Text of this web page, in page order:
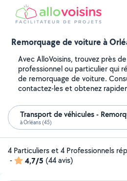
Remorquage de voiture à
Avec AlloVoisins, trouvez près
professionnel ou particulier qui
de remorquage de voiture.
contactez-les et obtenez
Transport de véhicules -
à Orléans (45)
4 Particuliers et 4 Professionnels
-
4,7/5 (44 avis)